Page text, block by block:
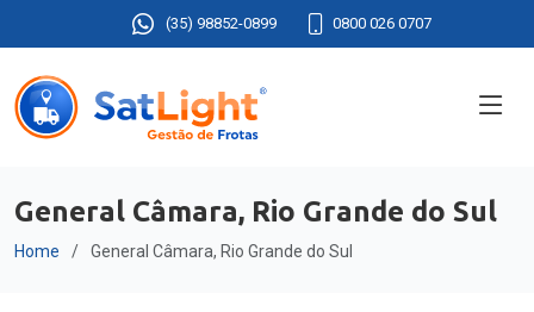
(35) 98852-0899 0800 026 0707
General Câmara, Rio Grande do Sul
Home General Câmara, Rio Grande do Sul